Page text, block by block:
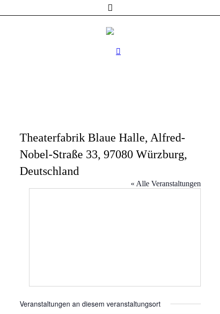
Theaterfabrik Blaue Halle, Alfred-
Nobel-Straße 33, 97080 Würzburg,
Deutschland
« Alle Veranstaltungen
Veranstaltungen an diesem veranstaltungsort